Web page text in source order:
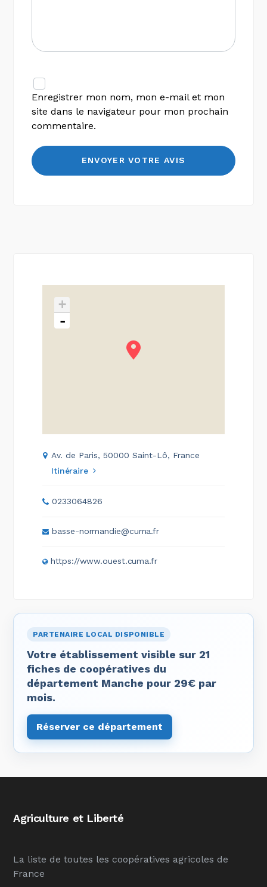
Enregistrer mon nom, mon e-mail et mon
site dans le navigateur pour mon prochain
commentaire.
+
-
Av. de Paris, 50000 Saint-Lô, France
Itinéraire
0233064826
basse-normandie@cuma.fr
https://www.ouest.cuma.fr
PARTENAIRE LOCAL DISPONIBLE
Votre établissement visible sur 21
fiches de coopératives du
département Manche pour 29€ par
mois.
Réserver ce département
Agriculture et Liberté
La liste de toutes les coopératives agricoles de
France